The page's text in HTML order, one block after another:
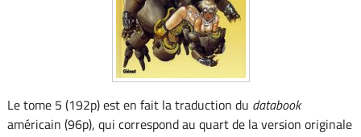
Le tome 5 (192p) est en fait la traduction du databook
américain (96p), qui correspond au quart de la version originale